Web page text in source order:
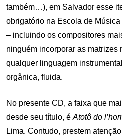
também…), em Salvador esse
obrigatório na Escola de
– incluindo os compositores
ninguém incorporar as matrizes
qualquer linguagem
orgânica, fluida.
No presente CD, a faixa que
desde seu título, éAtotô do
Lima. Contudo, prestem